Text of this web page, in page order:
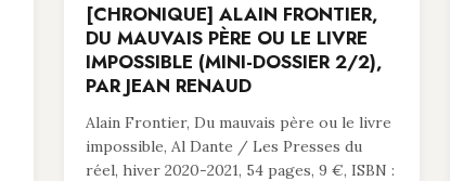
[CHRONIQUE] ALAIN FRONTIER,
DU MAUVAIS PÈRE OU LE LIVRE
IMPOSSIBLE (MINI-DOSSIER 2/2),
PAR JEAN RENAUD
Alain Frontier, Du mauvais père ou le livre
impossible, Al Dante / Les Presses du
réel, hiver 2020-2021, 54 pages, 9 €, ISBN :